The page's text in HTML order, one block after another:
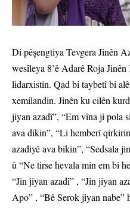
Di pêşengtiya Tevgera Jinên
wesîleya 8’ê Adarê Roja
lidarxistin. Qad bi taybetî bi
xemilandin. Jinên ku cilên
jiyan azadî”, “Em vîna ji pola
ava dikin”, “Li hemberî
azadiyê ava bikin”, “Sedsala
û “Ne tirse hevala min em bi
“Jin jiyan azadî” , “Jin jiyan
Apo” , “Bê Serok jiyan nabe”